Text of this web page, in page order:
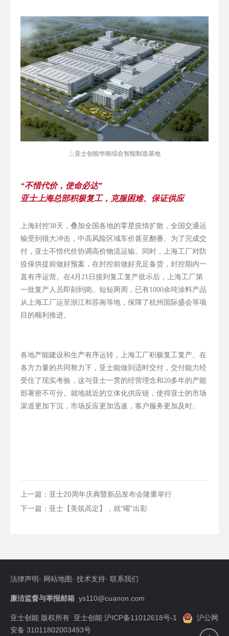
△亚士创能华南综合智能制造基地
“不惜代价，使命必达”
亚士上海总部积极复工，克服困难、保证供应
上海封控38天，叠加全国各地的零星疫情扩散，全国交通运
输受到很大冲击，中高风险区域车价甚至翻番。为了完成交
付，亚士不惜代价协调高价物流运输。同时，上海工厂对防
疫保供提前做好预案，在封控前做好充足备货，封控期内一
直有序运营。在4月21日接到复工复产批示后，上海工厂第
一批复产人员即刻到岗。短短两周，已有1000余吨涂料产品
从上海工厂运至浙江和苏南等地，保障了杭州国际盛会等项
目的顺利推进。
各地产能建设和生产有序运转，上海工厂积极复工复产。在
各方力量的共同努力下，亚士能做到适时交付，交付能力经
受住了现实考验，这与亚士一贯的经营理念和20多年的产能
部署密不可分。就地就近的立体化供应链，使得亚士的市场
渠道更加下沉，市场反应更加迅速，客户服务更加及时。
上一篇：亚士20周年庆典暨新品发布会隆重举行
下一篇：亚士【美筑高定】，就“曜”出彩
法律声明· 网站地图· 技术支持· 联系我们
廉洁监督与举报邮箱 ys110@cuanon.com
亚士创能 版权所有 亚士创能 沪ICP备11012618号-1
沪公网
安备 31011802003493号